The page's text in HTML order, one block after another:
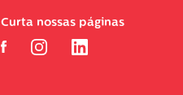
Curta nossas páginas